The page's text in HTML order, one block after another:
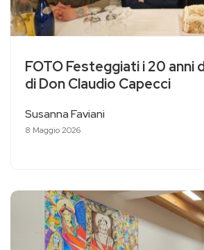
FOTO Festeggiati i 20 anni
di Don Claudio Capecci
Susanna Faviani
8 Maggio 2026